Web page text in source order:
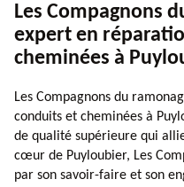
Les Compagnons
expert en
cheminées à
Les Compagnons du
conduits et cheminées à
de qualité supérieure qui
cœur de Puyloubier, Les
par son savoir-faire et son